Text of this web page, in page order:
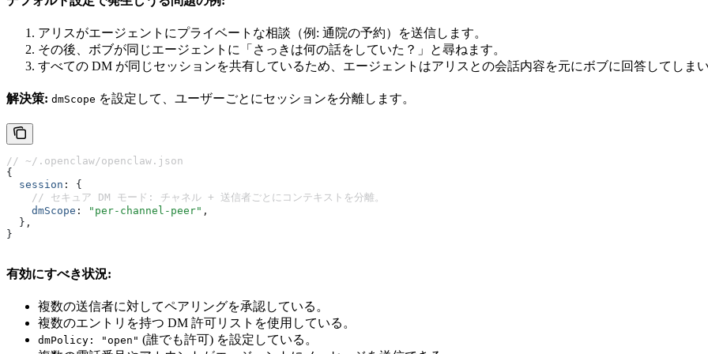
アリスがエージェントにプライベートな相談（例: 通院の予約）を送信します。
その後、ボブが同じエージェントに「さっきは何の話をしていた？」と尋ねます。
すべての DM が同じセッションを共有しているため、エージェントはアリスとの会話内容を元にボブに回答してしま
解決策: dmScope を設定して、ユーザーごとにセッションを分離します。
// ~/.openclaw/openclaw.json
{
  session
:
{
    // セキュア DM モード: チャネル + 送信者ごとにコンテキストを分離。
    dmScope
: "per-channel-peer" ,
  }
,
}
有効にすべき状況:
複数の送信者に対してペアリングを承認している。
複数のエントリを持つ DM 許可リストを使用している。
dmPolicy: "open" (誰でも許可) を設定している。